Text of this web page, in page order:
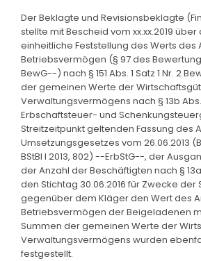
Der Beklagte und Revisionsbeklagte
stellte mit Bescheid vom xx.xx.2019
einheitliche Feststellung des Werts des
Betriebsvermögen (§ 97 des
BewG--) nach § 151 Abs. 1 Satz 1 Nr. 2
der gemeinen Werte der
Verwaltungsvermögens nach § 13b
Erbschaftsteuer- und
Streitzeitpunkt geltenden Fassung des
Umsetzungsgesetzes vom 26.06.2013
BStBl I 2013, 802) --ErbStG--, der
der Anzahl der Beschäftigten nach § 13a
den Stichtag 30.06.2016 für Zwecke
gegenüber dem Kläger den Wert des
Betriebsvermögen der Beigeladenen
Summen der gemeinen Werte der
Verwaltungsvermögens wurden
festgestellt.